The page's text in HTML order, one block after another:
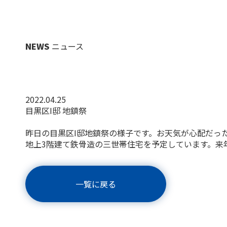
NEWS ニュース
2022.04.25
目黒区I邸 地鎮祭
昨日の目黒区I邸地鎮祭の様子です。お天気が心配だ
地上3階建て鉄骨造の三世帯住宅を予定しています。
一覧に戻る